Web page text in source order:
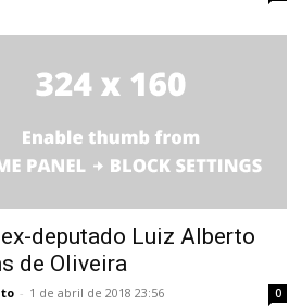
deputado Luiz Alberto
de Oliveira
- 1 de abril de 2018 23:56 0